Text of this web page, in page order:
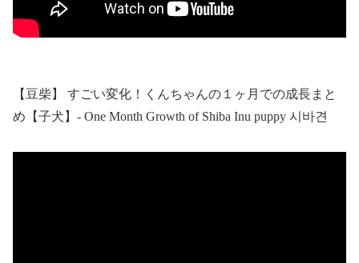
【豆柴】 すごい変化！くんちゃんの１ヶ月での成長まと
め【子犬】- One Month Growth of Shiba Inu puppy 시바견